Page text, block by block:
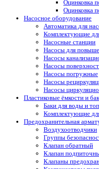
Оцинковка
Оцинковка
Насосное оборудование
Автоматика для
Комплектующие
Насосные станции
Насосы для
Насосы
Насосы
Насосы погружные
Насосы
Насосы
Пластиковые ёмкости и
Баки для воды и
Комплектующие
Предохранительная
Воздухоотводчики
Группы
Клапан обратный
Клапан
Клапаны